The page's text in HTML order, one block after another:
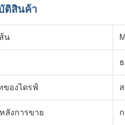
ติสินค้า
น
ของไดรฟ์
ลังการขาย